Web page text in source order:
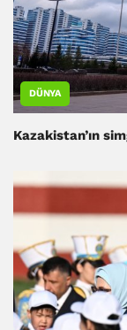
DÜNYA
Kazakistan’ın